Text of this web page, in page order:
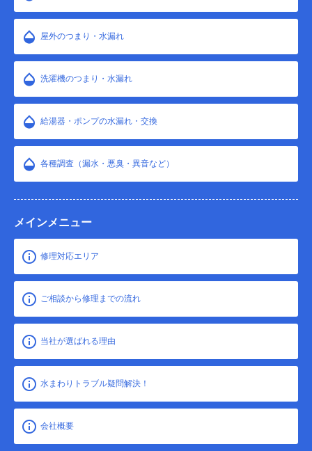
屋外のつまり・水漏れ
洗濯機のつまり・水漏れ
給湯器・ポンプの水漏れ・交換
各種調査（漏水・悪臭・異音など）
メインメニュー
修理対応エリア
ご相談から修理までの流れ
当社が選ばれる理由
水まわりトラブル疑問解決！
会社概要